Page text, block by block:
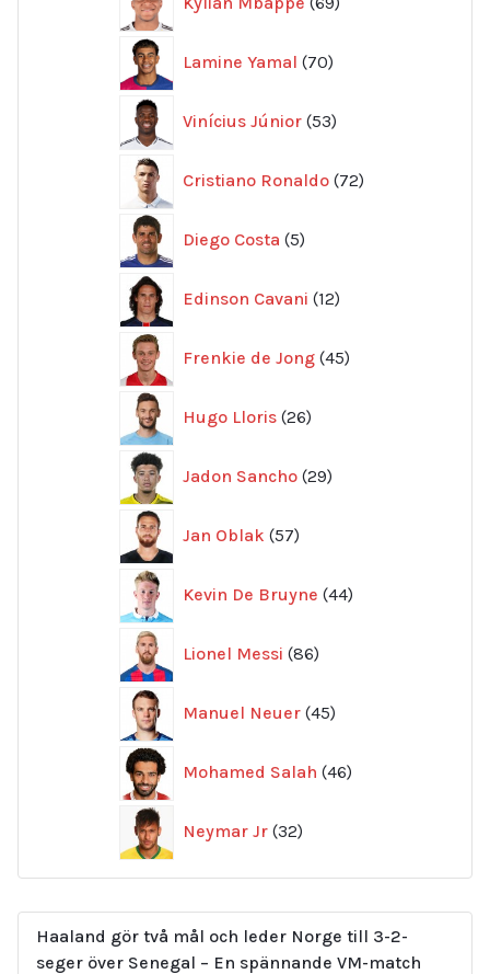
produkter
Lamine Yamal 70
produkter
Vinícius Júnior 53
produkter
Cristiano Ronaldo 72
produkter
Diego Costa 5
produkter
Edinson Cavani 12
produkter
Frenkie de Jong 45
produkter
Hugo Lloris 26
produkter
Jadon Sancho 29
produkter
Jan Oblak 57
produkter
Kevin De Bruyne 44
produkter
Lionel Messi 86
produkter
Manuel Neuer 45
produkter
Mohamed Salah 46
produkter
Neymar Jr 32
produkter
Haaland gör två mål och leder Norge till 3-2-
seger över Senegal – En spännande VM-match